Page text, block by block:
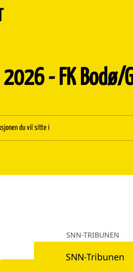
- FK
du vil sitte i
SNN-Tribunen
SNN-TRIBUNEN